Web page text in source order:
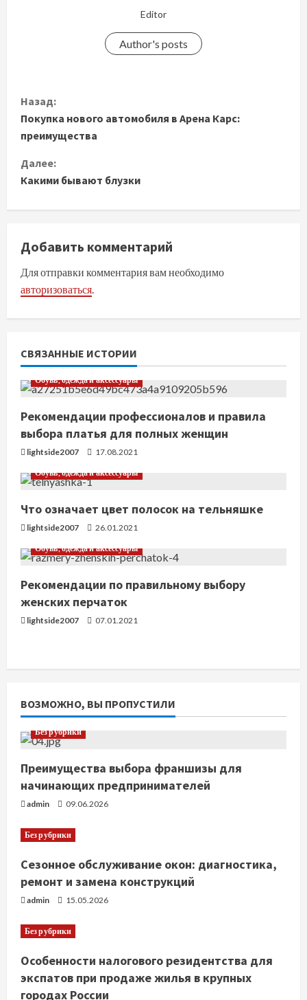
Editor
Author's posts
П
р
о
д
о
л
ж
и
т
ь
ч
т
е
н
и
е
Назад:
Покупка нового автомобиля в Арена Карс:
преимущества
Далее:
Какими бывают блузки
Добавить комментарий
Для отправки комментария вам необходимо
авторизоваться.
СВЯЗАННЫЕ ИСТОРИИ
Обувь, одежда и аксессуары
Рекомендации профессионалов и правила
выбора платья для полных женщин
lightside2007
17.08.2021
Обувь, одежда и аксессуары
Что означает цвет полосок на тельняшке
lightside2007
26.01.2021
Обувь, одежда и аксессуары
Рекомендации по правильному выбору
женских перчаток
lightside2007 07.01.2021
ВОЗМОЖНО, ВЫ ПРОПУСТИЛИ
Без рубрики
Преимущества выбора франшизы для
начинающих предпринимателей
admin 09.06.2026
Без рубрики
Сезонное обслуживание окон: диагностика,
ремонт и замена конструкций
admin 15.05.2026
Без рубрики
Особенности налогового резидентства для
экспатов при продаже жилья в крупных
городах России